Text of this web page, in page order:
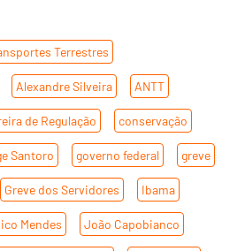
Terrestres
Alexandre Silveira ANTT
de Regulação conservação
Santoro governo federal greve
Greve dos Servidores Ibama
Mendes João Capobianco